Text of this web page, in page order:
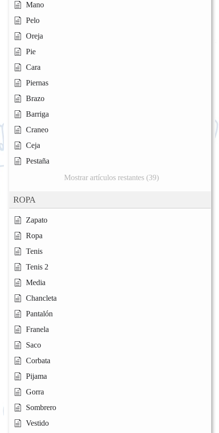
Mano
Pelo
Oreja
Pie
Cara
Piernas
Brazo
Barriga
Craneo
Ceja
Pestaña
Mostrar artículos restantes (39)
ROPA
Zapato
Ropa
Tenis
Tenis 2
Media
Chancleta
Pantalón
Franela
Saco
Corbata
Pijama
Gorra
Sombrero
Vestido